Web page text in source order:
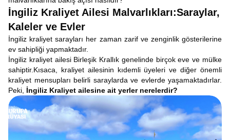
İngiliz Kraliyet Ailesi Malvarlıkları:Saraylar,
Kaleler ve Evler
İngiliz kraliyet sarayları her zaman zarif ve zenginlik gösterilerine
ev sahipliği yapmaktadır.
İngiliz kraliyet ailesi Birleşik Krallık genelinde birçok eve ve mülke
sahiptir.Kısaca, kraliyet ailesinin kıdemli üyeleri ve diğer önemli
kraliyet mensupları belirli saraylarda ve evlerde yaşamaktadırlar.
Peki, İngiliz Kraliyet ailesine ait yerler nerelerdir?